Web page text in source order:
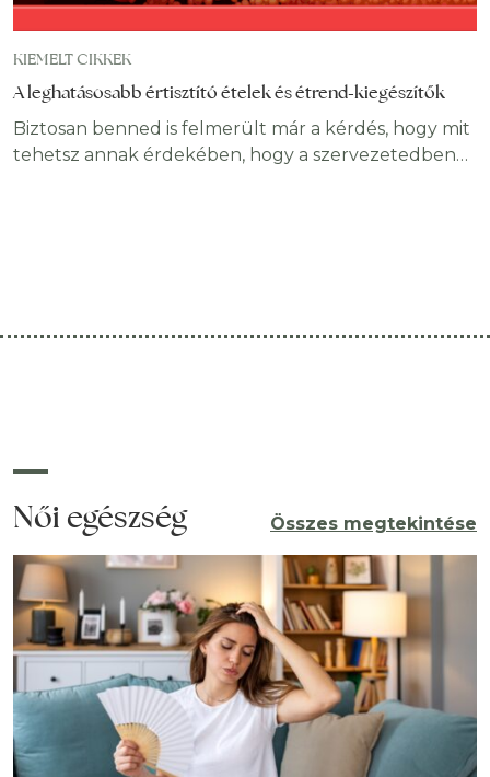
KIEMELT CIKKEK
A leghatásosabb értisztító ételek és étrend-kiegészítők
Biztosan benned is felmerült már a kérdés, hogy mit
tehetsz annak érdekében, hogy a szervezetedben
megmutatjuk, hogy milyen értisztító ételek,
Női egészség Összes megtekintése